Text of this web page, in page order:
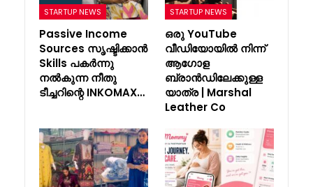
STARTUP NEWS
Passive Income
Sources സൃഷ്ടിക്കാൻ
Skills പകർന്നു
നൽകുന്ന നീതു
ടീച്ചറിന്റെ INKOMAX…
STARTUP NEWS
ഒരു YouTube
വീഡിയോയിൽ നിന്ന്
ആഗോള
ബ്രാൻഡിലേക്കുള്ള
യാത്ര | Marshal
Leather Co